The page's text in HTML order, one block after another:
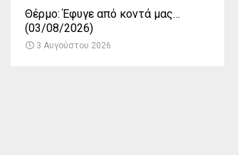
Θέρμο: Έφυγε από κοντά μας…
(03/08/2026)
3 Αυγούστου 2026